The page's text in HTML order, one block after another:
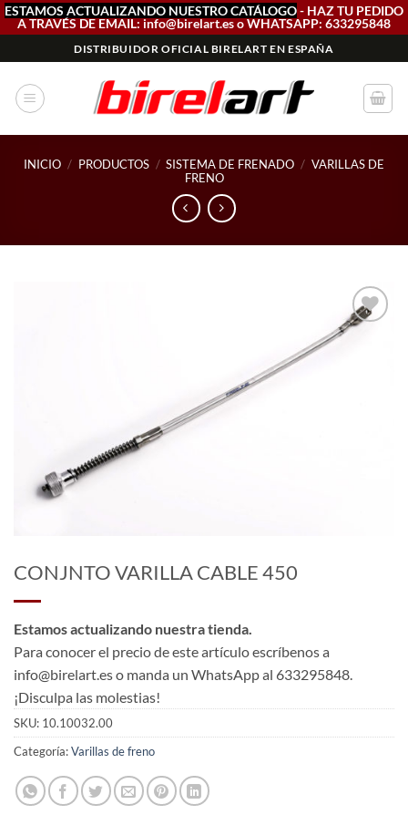
ESTAMOS ACTUALIZANDO NUESTRO CATÁLOGO- HAZ TU PEDIDO
A TRAVÉS DE EMAIL: info@birelart.es o WHATSAPP: 633295848
al
contenido
DISTRIBUIDOR OFICIAL BIRELART EN ESPAÑA
INICIO / PRODUCTOS / SISTEMA DE FRENADO / VARILLAS DE
FRENO
Add to
CONJNTO VARILLA CABLE 450
Estamos actualizando nuestra tienda.
Para conocer el precio de este artículo escríbenos a
info@birelart.es o manda un WhatsApp al 633295848.
¡Disculpa las molestias!
SKU: 10.10032.00
Categoría:Varillas de freno